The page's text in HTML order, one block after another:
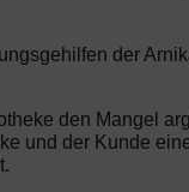
der
den Mangel
und der Kunde